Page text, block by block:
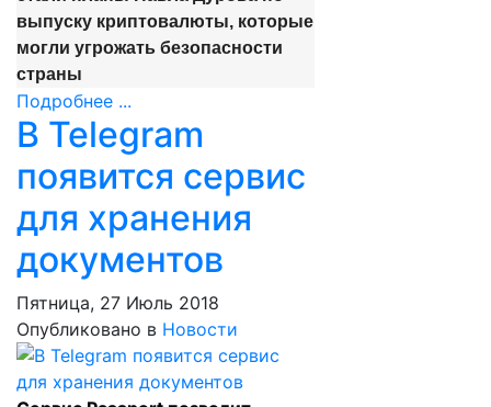
выпуску криптовалюты, которые
могли угрожать безопасности
страны
Подробнее ...
В Telegram
появится сервис
для хранения
документов
Пятница, 27 Июль 2018
Опубликовано в Новости